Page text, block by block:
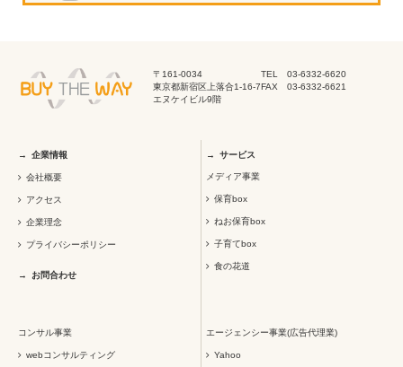
〒161-0034
東京都新宿区上落合1-16-7
エヌケイビル9階
TEL 03-6332-6620
FAX 03-6332-6621
企業情報
会社概要
アクセス
企業理念
プライバシーポリシー
お問合わせ
サービス
メディア事業
保育box
ねお保育box
子育てbox
食の花道
コンサル事業
webコンサルティング
エージェンシー事業(広告代理業)
Yahoo